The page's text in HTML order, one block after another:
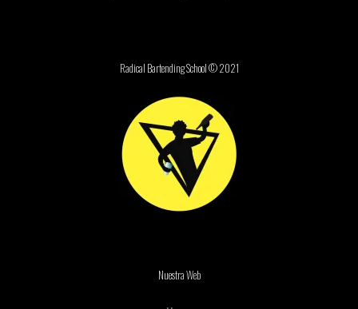
Radical Bartending School © 2021
Nuestra Web